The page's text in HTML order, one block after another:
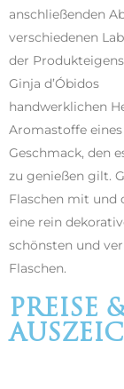
anschließenden
verschiedenen
der
Ginja d’Óbidos
handwerklichen
Aromastoffe
Geschmack, den
zu genießen gilt.
Flaschen mit und
eine rein
schönsten und
Flaschen.
PREISE